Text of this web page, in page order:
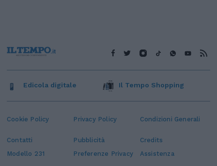
Cookie Policy Privacy Policy Condizioni Generali
Contatti Pubblicità
Credits
Modello 231
Preferenze Privacy Assistenza
Edicola digitale Il Tempo Shopping